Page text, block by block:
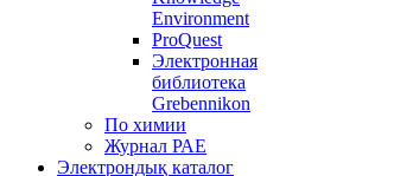
Environment
ProQuest
Электронная
библиотека
Grebennikon
По химии
Журнал РАЕ
Электрондық каталог